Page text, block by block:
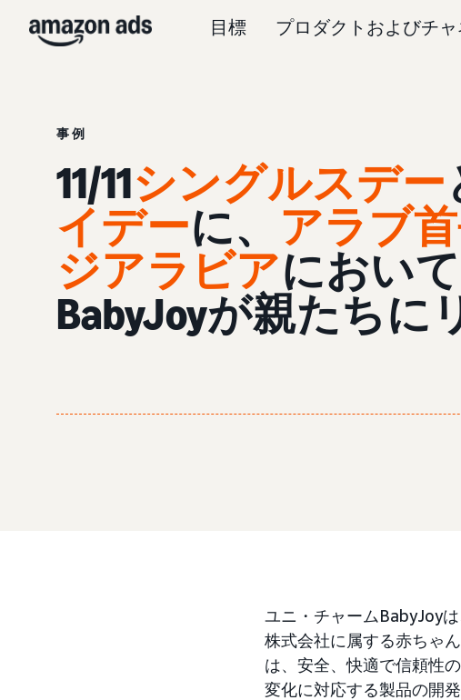
目標 プロダクトおよびチ
事例
11/11シングルスデー
イデーに、 アラブ
ジアラビアにおい
BabyJoyが親たちに
ユニ・チャームBabyJoy
株式会社に属する赤ちゃ
は、安全、快適で信頼性
変化に対応する製品の開